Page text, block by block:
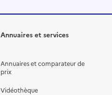
Annuaires et services
Annuaires et comparateur de
prix
Vidéothèque